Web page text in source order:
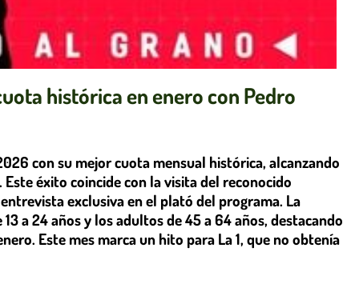
histórica en enero con Pedro
con su mejor cuota mensual histórica, alcanzando
Este éxito coincide con la visita del reconocido
exclusiva en el plató del programa. La
a 24 años y los adultos de 45 a 64 años, destacando
Este mes marca un hito para La 1, que no obtenía